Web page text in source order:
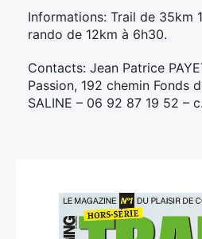
Informations: Trail de 35km
rando de 12km à 6h30.
Contacts: Jean Patrice
Passion, 192 chemin Fonds
SALINE – 06 92 87 19 52 –